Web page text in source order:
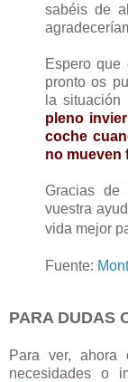
sabéis de
Espero que
pronto os
la
pleno
coche
no mueven
Gracias
vuestra
vida mejor
Fuente:
PARA DUDAS
Para ver, ahora
necesidades o